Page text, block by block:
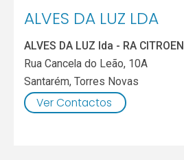
ALVES DA LUZ LDA
ALVES DA LUZ lda - RA CITROEN
Rua Cancela do Leão, 10A
Santarém,Torres Novas
Ver Contactos